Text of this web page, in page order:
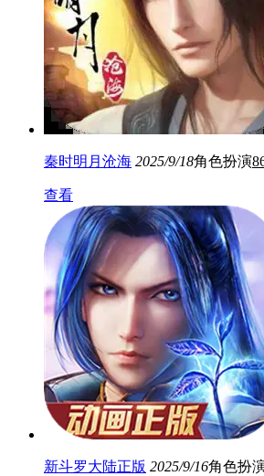
秦时明月沧海 2025/9/18角色扮演
查看
新斗罗大陆正版 2025/9/16角色扮